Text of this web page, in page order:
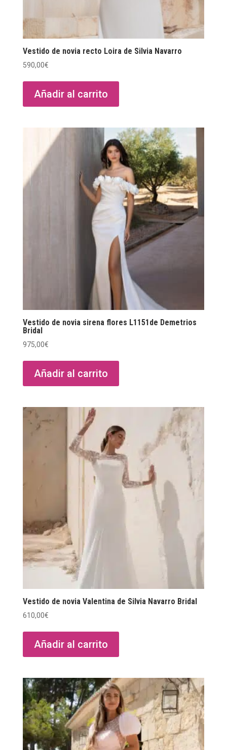
Vestido de novia recto Loira de Silvia Navarro
590,00€
Añadir al carrito
Vestido de novia sirena flores L1151de Demetrios
Bridal
975,00€
Añadir al carrito
Vestido de novia Valentina de Silvia Navarro Bridal
610,00€
Añadir al carrito